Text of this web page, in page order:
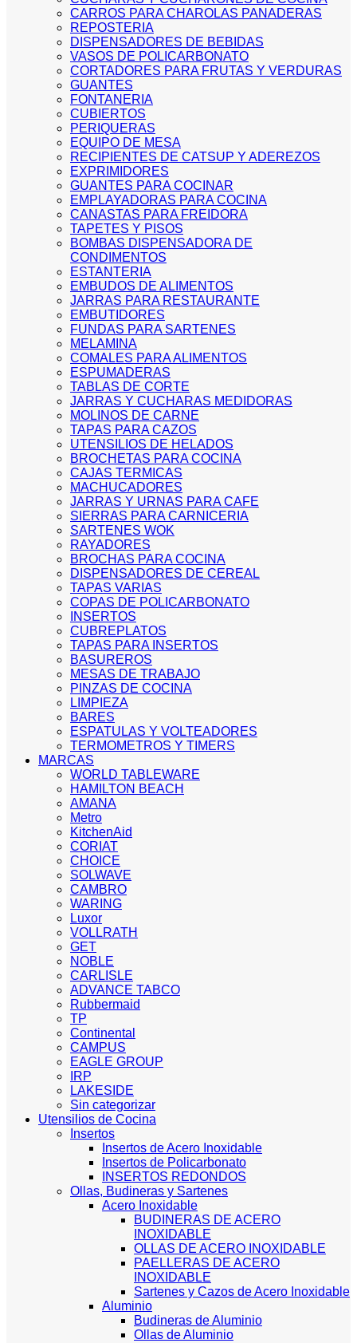
CARROS PARA CHAROLAS PANADERAS
REPOSTERIA
DISPENSADORES DE BEBIDAS
VASOS DE POLICARBONATO
CORTADORES PARA FRUTAS Y VERDURAS
GUANTES
FONTANERIA
CUBIERTOS
PERIQUERAS
EQUIPO DE MESA
RECIPIENTES DE CATSUP Y ADEREZOS
EXPRIMIDORES
GUANTES PARA COCINAR
EMPLAYADORAS PARA COCINA
CANASTAS PARA FREIDORA
TAPETES Y PISOS
BOMBAS DISPENSADORA DE
CONDIMENTOS
ESTANTERIA
EMBUDOS DE ALIMENTOS
JARRAS PARA RESTAURANTE
EMBUTIDORES
FUNDAS PARA SARTENES
MELAMINA
COMALES PARA ALIMENTOS
ESPUMADERAS
TABLAS DE CORTE
JARRAS Y CUCHARAS MEDIDORAS
MOLINOS DE CARNE
TAPAS PARA CAZOS
UTENSILIOS DE HELADOS
BROCHETAS PARA COCINA
CAJAS TERMICAS
MACHUCADORES
JARRAS Y URNAS PARA CAFE
SIERRAS PARA CARNICERIA
SARTENES WOK
RAYADORES
BROCHAS PARA COCINA
DISPENSADORES DE CEREAL
TAPAS VARIAS
COPAS DE POLICARBONATO
INSERTOS
CUBREPLATOS
TAPAS PARA INSERTOS
BASUREROS
MESAS DE TRABAJO
PINZAS DE COCINA
LIMPIEZA
BARES
ESPATULAS Y VOLTEADORES
TERMOMETROS Y TIMERS
MARCAS
WORLD TABLEWARE
HAMILTON BEACH
AMANA
Metro
KitchenAid
CORIAT
CHOICE
SOLWAVE
CAMBRO
WARING
Luxor
VOLLRATH
GET
NOBLE
CARLISLE
ADVANCE TABCO
Rubbermaid
TP
Continental
CAMPUS
EAGLE GROUP
IRP
LAKESIDE
Sin categorizar
Utensilios de Cocina
Insertos
Insertos de Acero Inoxidable
Insertos de Policarbonato
INSERTOS REDONDOS
Ollas, Budineras y Sartenes
Acero Inoxidable
BUDINERAS DE ACERO
INOXIDABLE
OLLAS DE ACERO INOXIDABLE
PAELLERAS DE ACERO
INOXIDABLE
Sartenes y Cazos de Acero Inoxidable
Aluminio
Budineras de Aluminio
Ollas de Aluminio